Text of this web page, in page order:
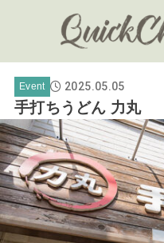
Event 2025.05.05
手打ちうどん 力丸